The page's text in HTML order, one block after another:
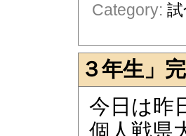
Category:
３年生」
今日は昨
個人戦県